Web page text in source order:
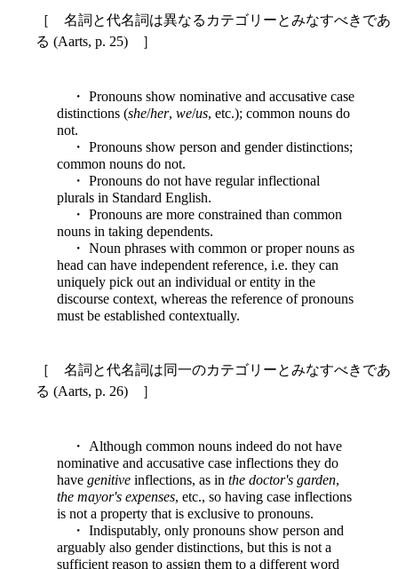
［ 名詞と代名詞は異なるカテゴリーとみなすべきであ
る (Aarts, p. 25) ］
・ Pronouns show nominative and accusative case
distinctions (she/her, we/us, etc.); common nouns do
not.
・ Pronouns show person and gender distinctions;
common nouns do not.
・ Pronouns do not have regular inflectional
plurals in Standard English.
・ Pronouns are more constrained than common
nouns in taking dependents.
・ Noun phrases with common or proper nouns as
head can have independent reference, i.e. they can
uniquely pick out an individual or entity in the
discourse context, whereas the reference of pronouns
must be established contextually.
［ 名詞と代名詞は同一のカテゴリーとみなすべきであ
る (Aarts, p. 26) ］
・ Although common nouns indeed do not have
nominative and accusative case inflections they do
have genitive inflections, as in the doctor's garden,
the mayor's expenses, etc., so having case inflections
is not a property that is exclusive to pronouns.
・ Indisputably, only pronouns show person and
arguably also gender distinctions, but this is not a
sufficient reason to assign them to a different word